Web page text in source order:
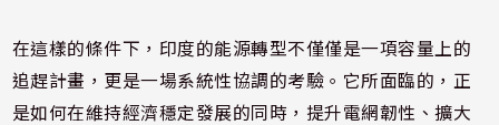
在這樣的條件下，印度的能源轉型不僅僅是一項容量上的
追趕計畫，更是一場系統性協調的考驗。它所面臨的，正
是如何在維持經濟穩定發展的同時，提升電網韌性、擴大